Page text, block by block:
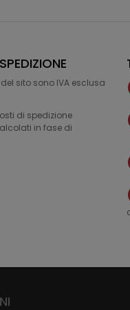
sito sono IVA esclusa
di spedizione
in fase di